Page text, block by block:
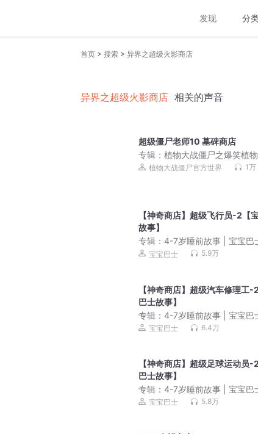
发现 分
首页 > 搜索 > 异界之超级火影商店
异界之超级火影商店 相关的声音
超级僵尸老师10 墓碑商店
专辑： 植物大战僵尸之爆笑植
植物大战僵尸官方世界 1万
【神奇商店】超级飞行员-2【
故事】
专辑： 4-7岁睡前故事 | 宝宝巴
睡童话大全
宝宝巴士 5.9万
【神奇商店】超级汽车修理工-
巴士故事】
专辑： 4-7岁睡前故事 | 宝宝巴
睡童话大全
宝宝巴士 6.4万
【神奇商店】超级足球运动员-
巴士故事】
专辑： 4-7岁睡前故事 | 宝宝巴
睡童话大全
宝宝巴士 5.8万